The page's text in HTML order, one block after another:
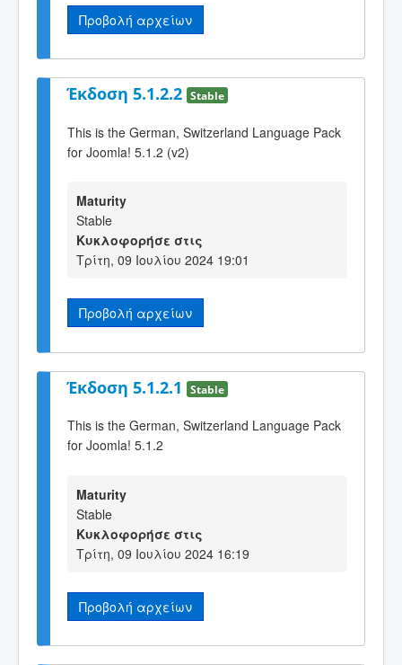
Προβολή αρχείων
Έκδοση 5.1.2.2 Stable
This is the German, Switzerland Language Pack
for Joomla! 5.1.2 (v2)
Maturity
Stable
Κυκλοφορήσε στις
Τρίτη, 09 Ιουλίου 2024 19:01
Προβολή αρχείων
Έκδοση 5.1.2.1 Stable
This is the German, Switzerland Language Pack
for Joomla! 5.1.2
Maturity
Stable
Κυκλοφορήσε στις
Τρίτη, 09 Ιουλίου 2024 16:19
Προβολή αρχείων